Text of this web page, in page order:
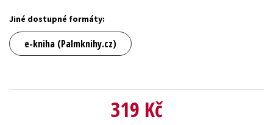
Jiné dostupné formáty:
e-kniha (Palmknihy.cz)
319 Kč